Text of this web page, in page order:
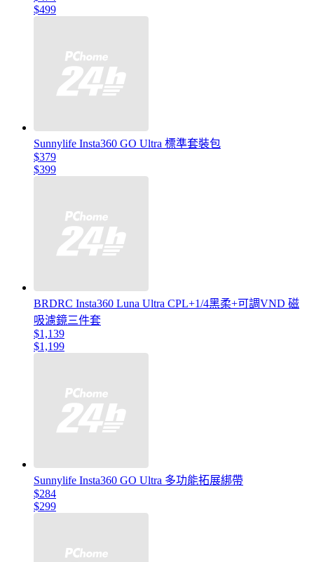
$499
Sunnylife Insta360 GO Ultra 標準套裝包
$379
$399
BRDRC Insta360 Luna Ultra CPL+1/4黑柔+可調VND 磁
吸濾鏡三件套
$1,139
$1,199
Sunnylife Insta360 GO Ultra 多功能拓展綁帶
$284
$299